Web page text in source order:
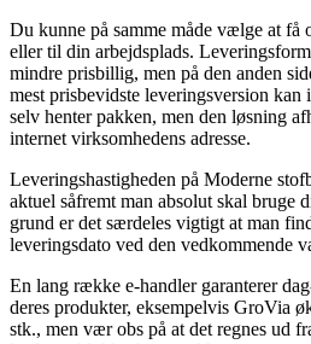
Du kunne på samme måde vælge at få
eller til din arbejdsplads.
mindre prisbillig, men på den anden
mest prisbevidste leveringsversion
selv henter pakken, men den løsning
internet virksomhedens adresse.
Leveringshastigheden på Moderne
aktuel såfremt man absolut skal bruge
grund er det særdeles vigtigt at man
leveringsdato ved den vedkommende
En lang række e-handler garanterer
deres produkter, eksempelvis GroVia
stk., men vær obs på at det regnes ud